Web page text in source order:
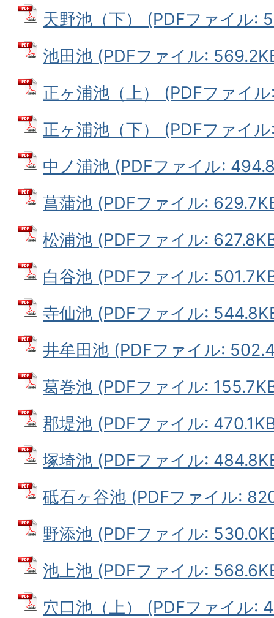
天野池（下） (PDFファイル:
池田池 (PDFファイル:
正ヶ浦池（上） (PDFファイ
正ヶ浦池（下） (PDFファイ
中ノ浦池 (PDFファイル:
菖蒲池 (PDFファイル:
松浦池 (PDFファイル:
白谷池 (PDFファイル:
寺仙池 (PDFファイル:
井牟田池 (PDFファイル:
葛巻池 (PDFファイル:
郡堤池 (PDFファイル:
塚埼池 (PDFファイル:
砥石ヶ谷池 (PDFファイル:
野添池 (PDFファイル:
池上池 (PDFファイル:
穴口池（上） (PDFファイル: